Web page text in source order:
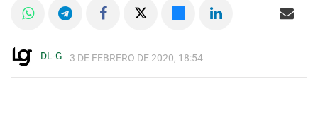
DL-G 3 DE FEBRERO DE 2020, 18:54